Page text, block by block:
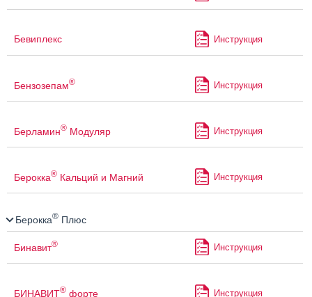
Бевиплекс Инструкция
Бензозепам® Инструкция
Берламин® Модуляр Инструкция
Берокка® Кальций и Магний Инструкция
Берокка® Плюс
Бинавит® Инструкция
БИНАВИТ® форте Инструкция